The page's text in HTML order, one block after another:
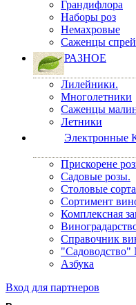
Грандифлора
Наборы роз
Немахровые
Саженцы спрей
РАЗНОЕ
Лилейники.
Многолетники
Саженцы
Летники
Электронные
Прискорене
Садовые розы.
Столовые
Сортимент
Комплексная
Справочник
"Садоводство"
Азбука
Вход для партнеров